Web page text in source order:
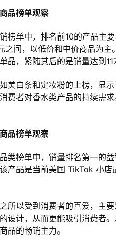
品榜单观察
榜单中，排名前10的产品主
之间，以低价和中价商品为
品，紧随其后的是销量达到
美白条和定妆粉的上榜，显
费者对香水类产品的持续需求
品榜单观察
类榜单中，销量排名第一的
产品是当前美国 TikTok 小
所以受到消费者的喜爱，主
设计，从而更能吸引消费者
品的畅销主力。